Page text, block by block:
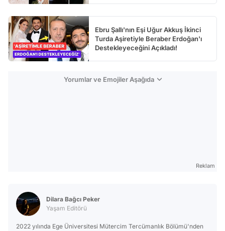
Ebru Şallı'nın Eşi Uğur Akkuş İkinci
Turda Aşiretiyle Beraber Erdoğan'ı
Destekleyeceğini Açıkladı!
Yorumlar ve Emojiler Aşağıda
Reklam
Dilara Bağcı Peker
Yaşam Editörü
2022 yılında Ege Üniversitesi Mütercim Tercümanlık Bölümü'nden